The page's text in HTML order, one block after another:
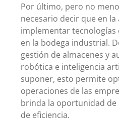
Por último, pero no
necesario decir que en
implementar
en la bodega industrial.
gestión de almacenes y
robótica e inteligencia
suponer, esto permite
operaciones de las
brinda la oportunidad de
de eficiencia.